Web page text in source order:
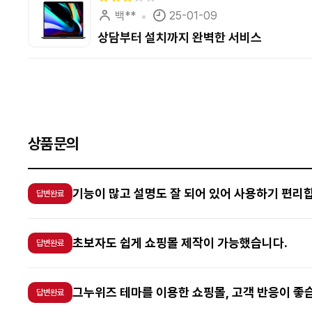
백** 25-01-09
상담부터 설치까지 완벽한 서비스
상품문의
답변완료 기능이 많고 설명도 잘 되어 있어 사용하기 편리
답변완료 초보자도 쉽게 쇼핑몰 제작이 가능했습니다.
답변완료 그누위즈 테마를 이용한 쇼핑몰, 고객 반응이 좋